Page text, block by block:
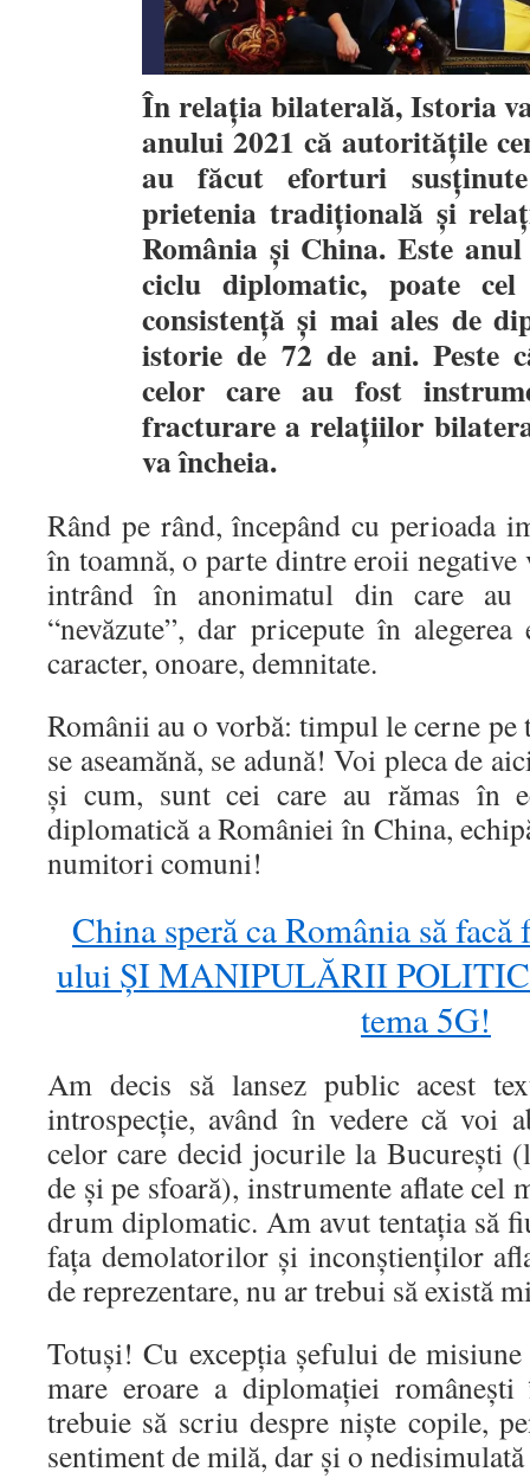
În relația bilaterală, Istoria
anului 2021 că autoritățile
au făcut eforturi
prietenia tradițională și
România și China. Este
ciclu diplomatic, poate
consistență și mai ales de
istorie de 72 de ani. Peste
celor care au fost
fracturare a relațiilor
va încheia.
Rând pe rând, începând cu perioada
în toamnă, o parte dintre eroii
intrând în anonimatul din care
“nevăzute”, dar pricepute în
caracter, onoare, demnitate.
Românii au o vorbă: timpul le cerne pe
se aseamănă, se adună! Voi pleca de
și cum, sunt cei care au rămas în
diplomatică a României în China,
numitori comuni!
China speră ca România să
ului ȘI MANIPULĂRII
tema 5G!
Am decis să lansez public acest
introspecție, având în vedere că voi
celor care decid jocurile la București
de și pe sfoară), instrumente aflate cel
drum diplomatic. Am avut tentația să
fața demolatorilor și inconștienților
de reprezentare, nu ar trebui să există
Totuși! Cu excepția șefului de
mare eroare a diplomației
trebuie să scriu despre niște copile,
sentiment de milă, dar și o